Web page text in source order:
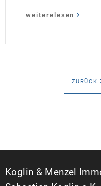
verbilligt: Heutiger
Antragstellende
Sanierung in
weiterelesen
ZURÜCK
Koglin & Menzel